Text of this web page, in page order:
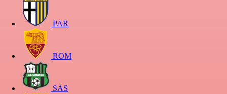
PAR
ROM
SAS